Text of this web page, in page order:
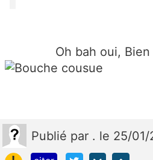
Oh bah oui, Bien
Publié par . le 25/01/